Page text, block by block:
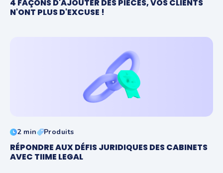
4 FAÇONS D'AJOUTER DES PIÈCES, VOS CLIENTS
N'ONT PLUS D'EXCUSE !
2 min Produits
RÉPONDRE AUX DÉFIS JURIDIQUES DES CABINETS
AVEC TIIME LEGAL